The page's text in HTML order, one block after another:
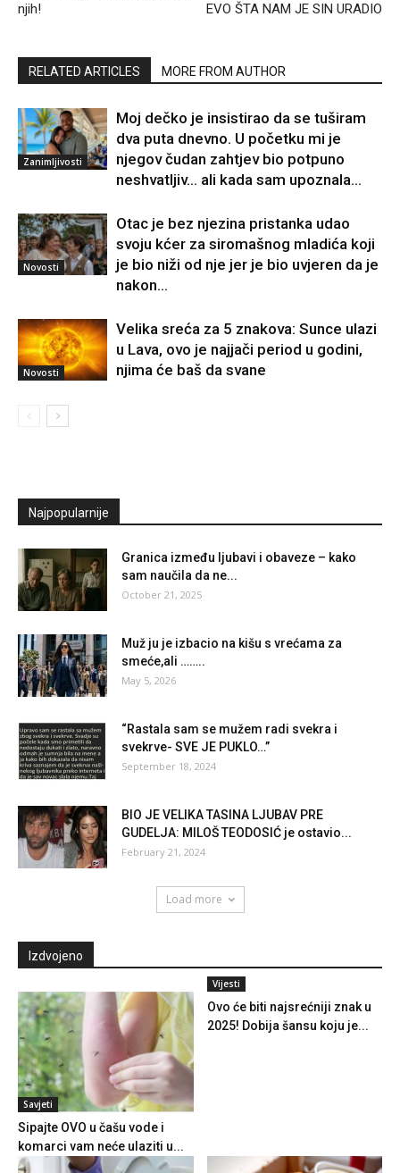
njih!
EVO ŠTA NAM JE SIN URADIO
RELATED ARTICLES MORE FROM AUTHOR
Zanimljivosti
Moj dečko je insistirao da se tuširam
dva puta dnevno. U početku mi je
njegov čudan zahtjev bio potpuno
neshvatljiv… ali kada sam upoznala...
Novosti
Otac je bez njezina pristanka udao
svoju kćer za siromašnog mladića koji
je bio niži od nje jer je bio uvjeren da je
nakon...
Novosti
Velika sreća za 5 znakova: Sunce ulazi
u Lava, ovo je najjači period u godini,
njima će baš da svane
Najpopularnije
Granica između ljubavi i obaveze – kako
sam naučila da ne...
October 21, 2025
Muž ju je izbacio na kišu s vrećama za
smeće,ali ……..
May 5, 2026
“Rastala sam se mužem radi svekra i
svekrve- SVE JE PUKLO…”
September 18, 2024
BIO JE VELIKA TASINA LJUBAV PRE
GUDELJA: MILOŠ TEODOSIĆ je ostavio...
February 21, 2024
Load more
Izdvojeno
Savjeti
Sipajte OVO u čašu vode i
komarci vam neće ulaziti u...
Vijesti
Ovo će biti najsrećniji znak u
2025! Dobija šansu koju je...